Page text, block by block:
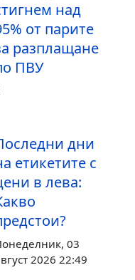
над
от парите
разплащане
ПВУ
дни
етикетите с
в лева:
03
2026 22:49